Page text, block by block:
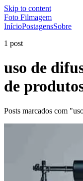
Skip to content
Foto Filmagem
InícioPostagensSobre
1 post
uso de
de
Posts marcados com